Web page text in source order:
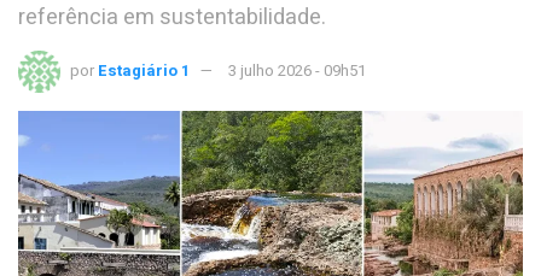
referência em sustentabilidade.
por Estagiário 1 3 julho 2026 - 09h51